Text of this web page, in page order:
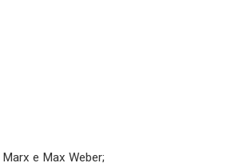
e Max Weber;